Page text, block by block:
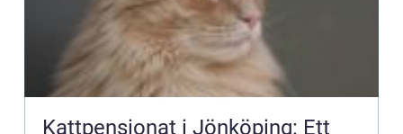
Kattpensionat i Jönköping: Ett